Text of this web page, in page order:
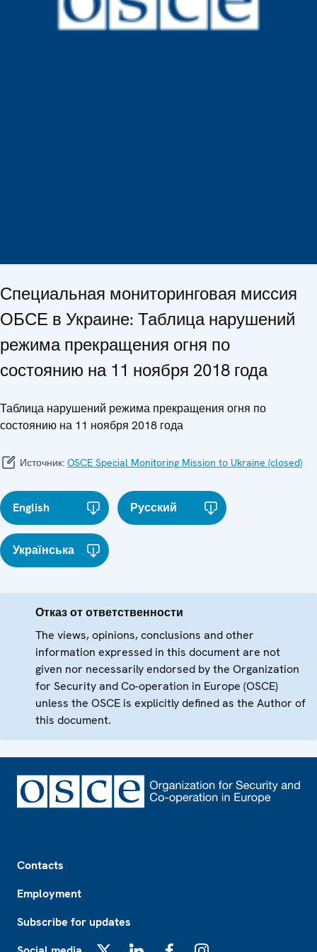
Специальная мониторинговая миссия
ОБСЕ в Украине: Таблица нарушений
режима прекращения огня по
состоянию на 11 ноября 2018 года
Таблица нарушений режима прекращения огня по
состоянию на 11 ноября 2018 года
Источник: OSCE Special Monitoring Mission to Ukraine (closed)
English Русский
Українська
Отказ от ответственности
The views, opinions, conclusions and other
information expressed in this document are not
given nor necessarily endorsed by the Organization
for Security and Co-operation in Europe (OSCE)
unless the OSCE is explicitly defined as the Author of
this document.
Contacts
Employment
Subscribe for updates